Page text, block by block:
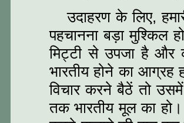
उदाहरण के लिए,
पहचानना बड़ा मुश्किल
मिट्टी से उपजा है और
भारतीय होने का
विचार करने बैठें तो
तक भारतीय मूल का